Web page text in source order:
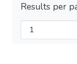
Results per